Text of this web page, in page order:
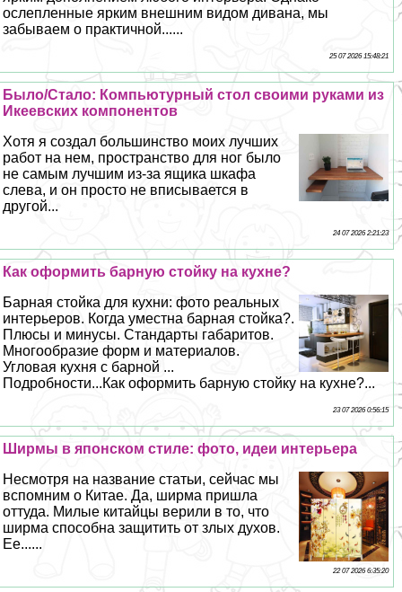
ослепленные ярким внешним видом дивана, мы
забываем о пpaктичной......
25 07 2026 15:48:21
Было/Стало: Компьютурный стол своими руками из
Икеевских компонентов
Хотя я создал большинство моих лучших
работ на нем, прострaнcтво для ног было
не самым лучшим из-за ящика шкафа
слева, и он просто не вписывается в
другой...
24 07 2026 2:21:23
Как оформить барную стойку на кухне?
Барная стойка для кухни: фото реальных
интерьеров. Когда уместна барная стойка?.
Плюсы и минусы. Стандарты габаритов.
Многообразие форм и материалов.
Угловая кухня с барной ...
Подробности...Как оформить барную стойку на кухне?...
23 07 2026 0:56:15
Ширмы в японском стиле: фото, идеи интерьера
Несмотря на название статьи, сейчас мы
вспомним о Китае. Да, ширма пришла
оттуда. Милые китайцы верили в то, что
ширма способна защитить от злых духов.
Ее......
22 07 2026 6:35:20